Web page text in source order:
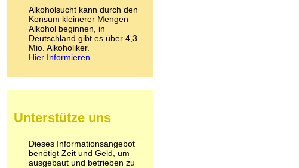
LSD
Marihuana
Medikamente
Meskalin
Metamphetamin
Methadon
Pilze
Psychopharmaka
Schlafmittel
Schmerzmittel
Alkoholsucht kann durch den
Konsum kleinerer Mengen
Alkohol beginnen, in
Deutschland gibt es über 4,3
Mio. Alkoholiker.
Hier Informieren ...
Unterstütze uns
Dieses Informationsangebot
benötigt Zeit und Geld, um
ausgebaut und betrieben zu